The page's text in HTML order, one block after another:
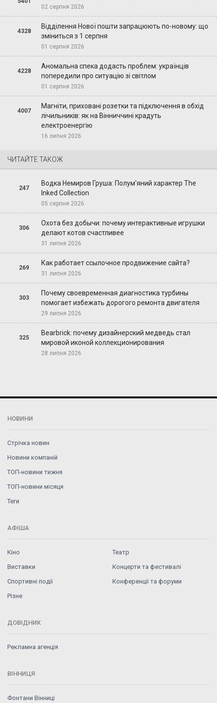
02 серпня 2026
4328
Відділення Нової пошти запрацюють по-новому: що
зміниться з 1 серпня
01 серпня 2026
4228
Аномальна спека додасть проблем: українців
попередили про ситуацію зі світлом
01 серпня 2026
4007
Магніти, приховані розетки та підключення в обхід
лічильників: як на Вінниччині крадуть
електроенергію
16 липня 2026
ЧИТАЙТЕ ТАКОЖ
247
Водка Немиров Груша: Полум'яний характер The
Inked Collection
05 серпня 2026
306
Охота без добычи: почему интерактивные игрушки
делают котов счастливее
31 липня 2026
269
Как работает ссылочное продвижение сайта?
31 липня 2026
303
Почему своевременная диагностика турбины
помогает избежать дорогого ремонта двигателя
29 липня 2026
325
Bearbrick: почему дизайнерский медведь стал
мировой иконой коллекционирования
28 липня 2026
НОВИНИ
Стрічка новин
Новини компаній
ТОП-новини тижня
ТОП-новини місяця
Теги
АФІША
Кіно
Театр
Виставки
Концерти та фестивалі
Спортивні події
Конференції та форуми
Різне
ДОВІДНИК
Рекламна агенція
ВІННИЦЯ
Фонтани Вінниці